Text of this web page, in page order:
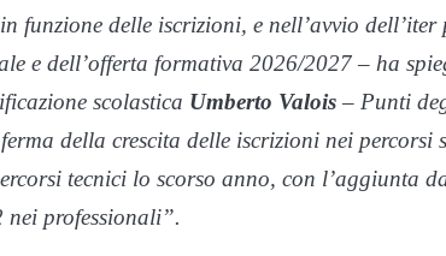
funzione delle iscrizioni, e nell’avvio
e dell’offerta formativa 2026/2027 – ha
scolastica Umberto Valois– Punti
della crescita delle iscrizioni nei
tecnici lo scorso anno, con l’aggiunta
professionali”.